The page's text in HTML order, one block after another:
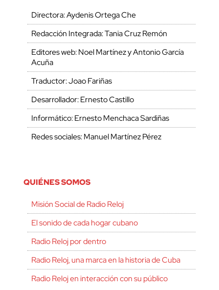
Directora: Aydenis Ortega Che
Redacción Integrada: Tania Cruz Remón
Editores web: Noel Martínez y Antonio García
Acuña
Traductor: Joao Fariñas
Desarrollador: Ernesto Castillo
Informático: Ernesto Menchaca Sardiñas
Redes sociales: Manuel Martínez Pérez
QUIÉNES SOMOS
Misión Social de Radio Reloj
El sonido de cada hogar cubano
Radio Reloj por dentro
Radio Reloj, una marca en la historia de Cuba
Radio Reloj en interacción con su público